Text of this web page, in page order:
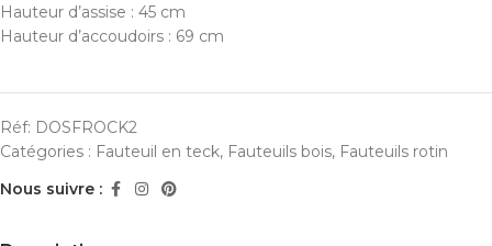
Hauteur d’assise : 45 cm
Hauteur d’accoudoirs : 69 cm
Réf: DOSFROCK2
Catégories : Fauteuil en teck, Fauteuils bois, Fauteuils rotin
Nous suivre :